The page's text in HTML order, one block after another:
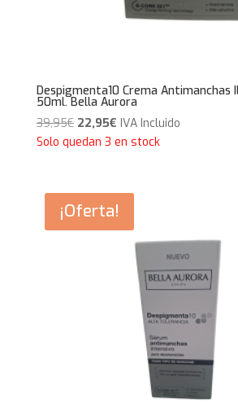
Despigmenta10 Crema Antimanchas
50ml. Bella Aurora
39,95€ El
precio
39,95€.
22,95€El
precio
22,95€.
IVA Incluido
Solo quedan 3 en stock
¡Oferta!